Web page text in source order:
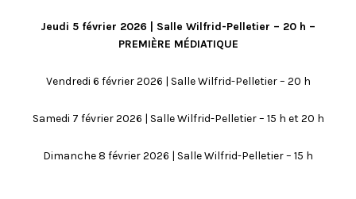
Jeudi 5 février 2026 | Salle Wilfrid-Pelletier – 20 h –
PREMIÈRE MÉDIATIQUE
Vendredi 6 février 2026 | Salle Wilfrid-Pelletier – 20 h
Samedi 7 février 2026 | Salle Wilfrid-Pelletier – 15 h et 20 h
Dimanche 8 février 2026 | Salle Wilfrid-Pelletier – 15 h